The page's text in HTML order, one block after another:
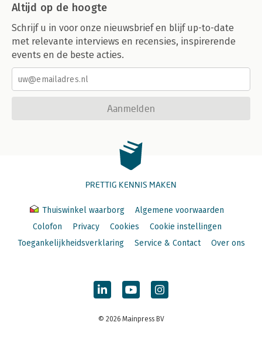
Altijd op de hoogte
Schrijf u in voor onze nieuwsbrief en blijf up-to-date
met relevante interviews en recensies, inspirerende
events en de beste acties.
Aanmelden
PRETTIG KENNIS MAKEN
Thuiswinkel waarborg
Algemene voorwaarden
Colofon
Privacy Cookies
Cookie instellingen
Toegankelijkheidsverklaring
Service & Contact Over ons
© 2026 Mainpress BV